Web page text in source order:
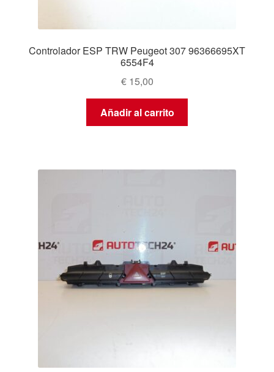
Controlador ESP TRW Peugeot 307 96366695XT
6554F4
€15,00
Añadir al carrito